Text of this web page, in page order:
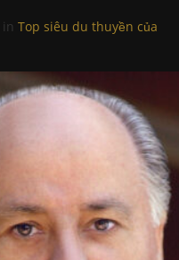
in Top siêu du thuyền của